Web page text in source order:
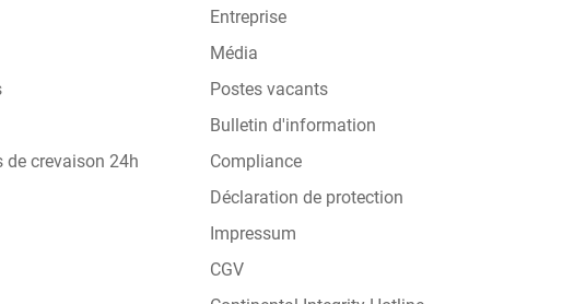
de crevaison 24h
Entreprise
Média
Postes vacants
Bulletin d'information
Compliance
Déclaration de protection
Impressum
CGV